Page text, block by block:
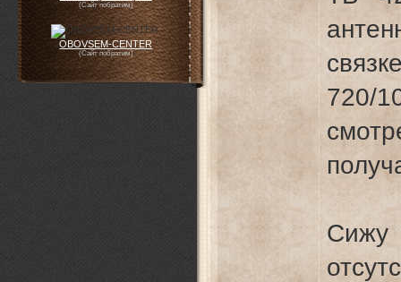
(Сайт побратим)
OBOVSEM-CENTER
(Сайт побратим)
720/
Сижу